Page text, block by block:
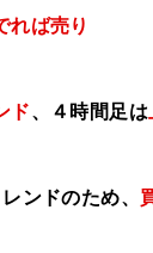
れば売り
ド、４時間足は
ンドのため、